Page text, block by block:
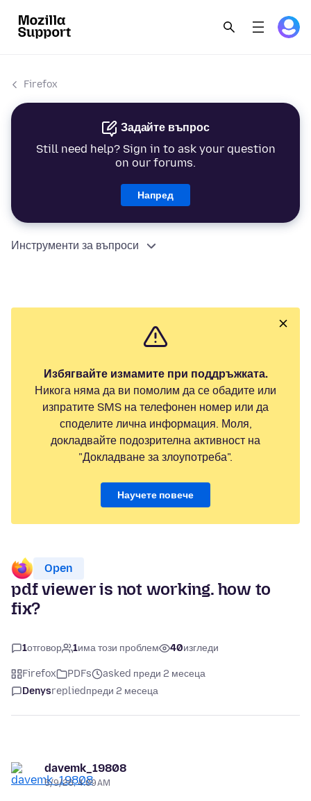
Firefox
Задайте въпрос
Still need help? Sign in to ask your question
on our forums.
Напред
Инструменти за въпроси
Избягвайте измамите при поддръжката.
Никога няма да ви помолим да се обадите или
изпратите SMS на телефонен номер или да
споделите лична информация. Моля,
докладвайте подозрителна активност на
"Докладване за злоупотреба".
Научете повече
Open
pdf viewer is not working. how to
fix?
1отговор 1има този проблем 40изгледи
Firefox PDFs
asked преди 2 месеца
Denysrepliedпреди 2 месеца
davemk_19808
5/9/26, 4:09 AM